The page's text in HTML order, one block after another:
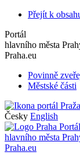
Přejít k
Portál
hlavního města
Praha.eu
Povinně
Městské části
Česky English
Portál
hlavního města
Praha.eu